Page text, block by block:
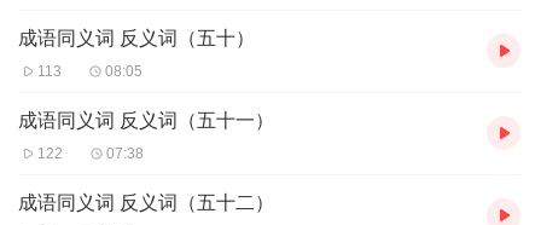
成语同义词 反义词（五十）
113 08:05
成语同义词 反义词（五十一）
122 07:38
成语同义词 反义词（五十二）